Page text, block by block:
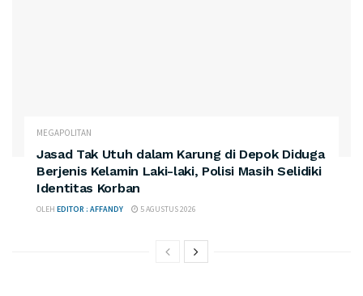
MEGAPOLITAN
Jasad Tak Utuh dalam Karung di Depok Diduga
Berjenis Kelamin Laki-laki, Polisi Masih Selidiki
Identitas Korban
OLEH EDITOR : AFFANDY 5 AGUSTUS 2026